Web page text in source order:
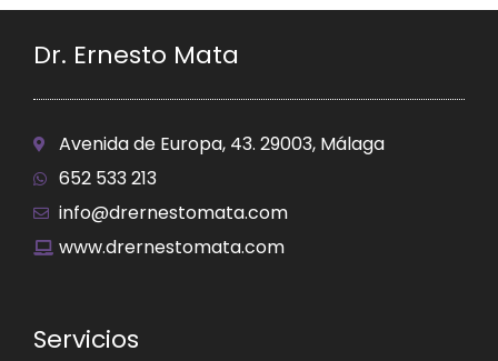
esperaba
Dr. Ernesto Mata
Avenida de Europa, 43. 29003, Málaga
652 533 213
info@drernestomata.com
www.drernestomata.com
Servicios